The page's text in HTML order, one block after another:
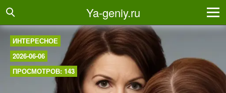
Ya-geniy.ru
ИНТЕРЕСНОЕ
2026-06-06
ПРОСМОТРОВ: 143